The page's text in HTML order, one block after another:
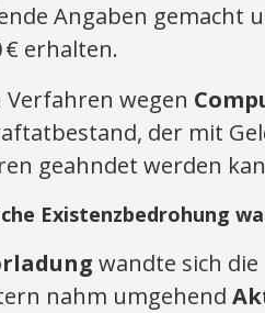
Angaben gemacht
€ erhalten.
wegen
der mit
geahndet werden
Existenzbedrohung
wandte sich
nahm umgehend